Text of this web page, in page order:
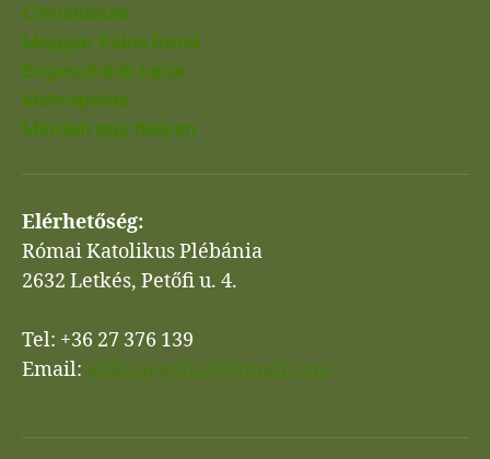
Christianae
Magyar Pálos Rend
Engesztelők lapja
Metropolita
Minden egy helyen
Elérhetőség:
Római Katolikus Plébánia
2632 Letkés, Petőfi u. 4.
Tel: +36 27 376 139
Email: letkesiegyhaz@gmail.com